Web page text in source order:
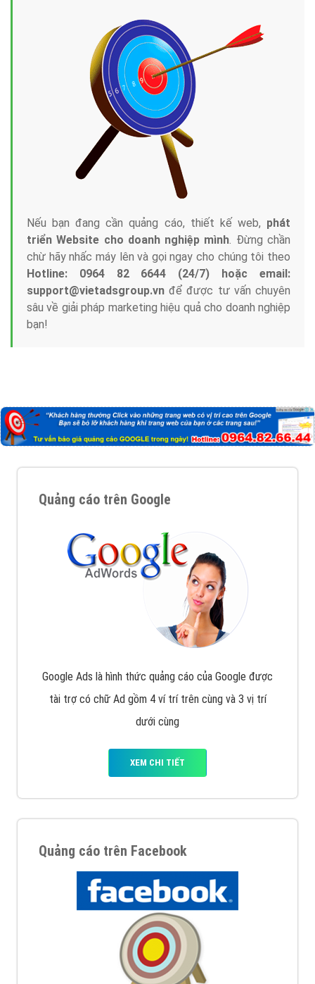
Nếu bạn đang cần quảng cáo, thiết kế web, phát
triển Website cho doanh nghiệp mình. Đừng chần
chừ hãy nhấc máy lên và gọi ngay cho chúng tôi theo
Hotline: 0964 82 6644 (24/7) hoặc email:
support@vietadsgroup.vn để được tư vấn chuyên
sâu về giải pháp marketing hiệu quả cho doanh nghiệp
bạn!
Quảng cáo trên Google
Google Ads là hình thức quảng cáo của Google được
tài trợ có chữ Ad gồm 4 ví trí trên cùng và 3 vị trí
dưới cùng
XEM CHI TIẾT
Quảng cáo trên Facebook